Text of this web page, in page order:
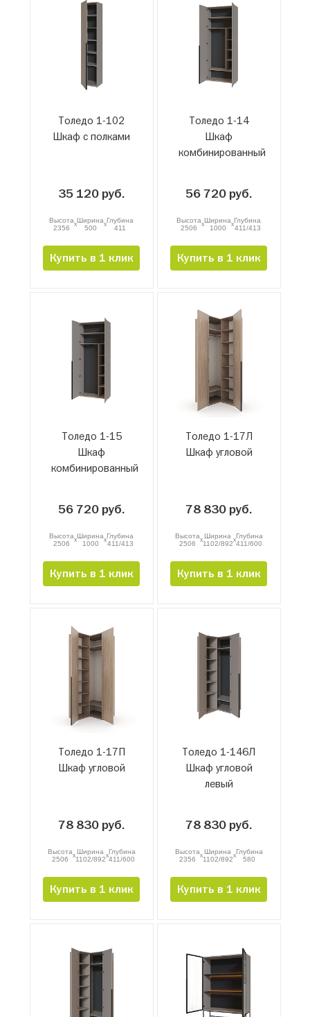
Толедо 1-102
Шкаф с полками
35 120 руб.
Высота
2356
xШирина
500
xГлубина
411
Купить в 1 клик
Толедо 1-14
Шкаф
комбинированный
56 720 руб.
Высота
2506
xШирина
1000
xГлубина
411/413
Купить в 1 клик
Толедо 1-15
Шкаф
комбинированный
56 720 руб.
Высота
2506
xШирина
1000
xГлубина
411/413
Купить в 1 клик
Толедо 1-17Л
Шкаф угловой
78 830 руб.
Высота
2506 x Ширина
1102/892xГлубина
411/600
Купить в 1 клик
Толедо 1-17П
Шкаф угловой
78 830 руб.
Высота
2506 x Ширина
1102/892xГлубина
411/600
Купить в 1 клик
Толедо 1-146Л
Шкаф угловой
левый
78 830 руб.
Высота
2356 x Ширина
1102/892xГлубина
580
Купить в 1 клик